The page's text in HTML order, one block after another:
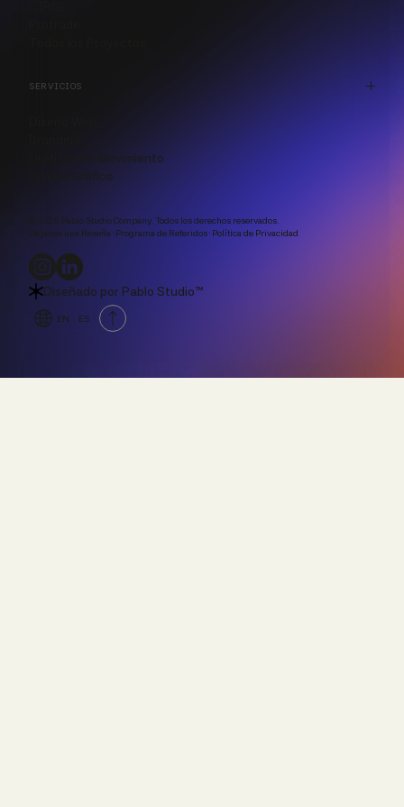
SERVICIOS
Gráficos en Movimiento
Diseño Gráfico
© 2025 Pablo Studio Company. Todos los derechos reservados.
Déjanos una Reseña · Programa de Referidos· Política de Privacidad
Diseñado por Pablo Studio™
EN ES